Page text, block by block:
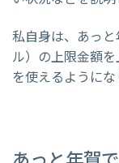
私自身は、あっ
ル）の上限金額
を使えるように